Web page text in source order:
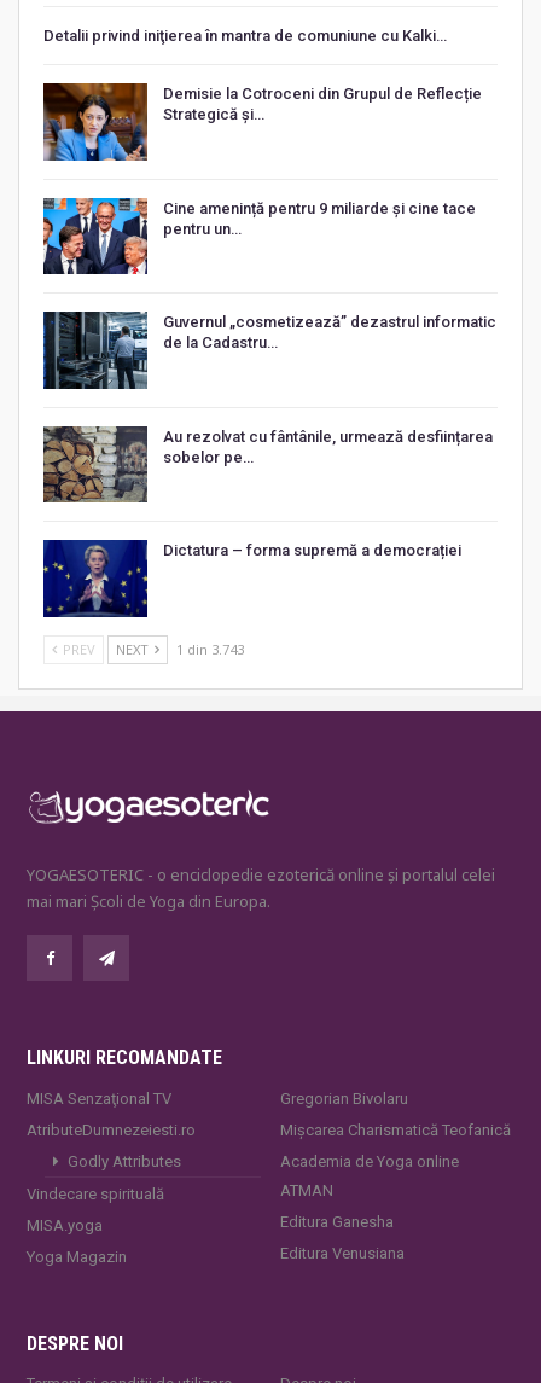
Detalii privind iniţierea în mantra de comuniune cu Kalki…
Demisie la Cotroceni din Grupul de Reflecție
Strategică și…
Cine amenință pentru 9 miliarde și cine tace
pentru un…
Guvernul „cosmetizează” dezastrul informatic
de la Cadastru…
Au rezolvat cu fântânile, urmează desființarea
sobelor pe…
Dictatura – forma supremă a democrației
PREV NEXT 1 din 3.743
YOGAESOTERIC - o enciclopedie ezoterică online și portalul celei
mai mari Școli de Yoga din Europa.
LINKURI RECOMANDATE
MISA Senzaţional TV
AtributeDumnezeiesti.ro
Godly Attributes
Vindecare spirituală
MISA.yoga
Yoga Magazin
Gregorian Bivolaru
Mișcarea Charismatică Teofanică
Academia de Yoga online
ATMAN
Editura Ganesha
Editura Venusiana
DESPRE NOI